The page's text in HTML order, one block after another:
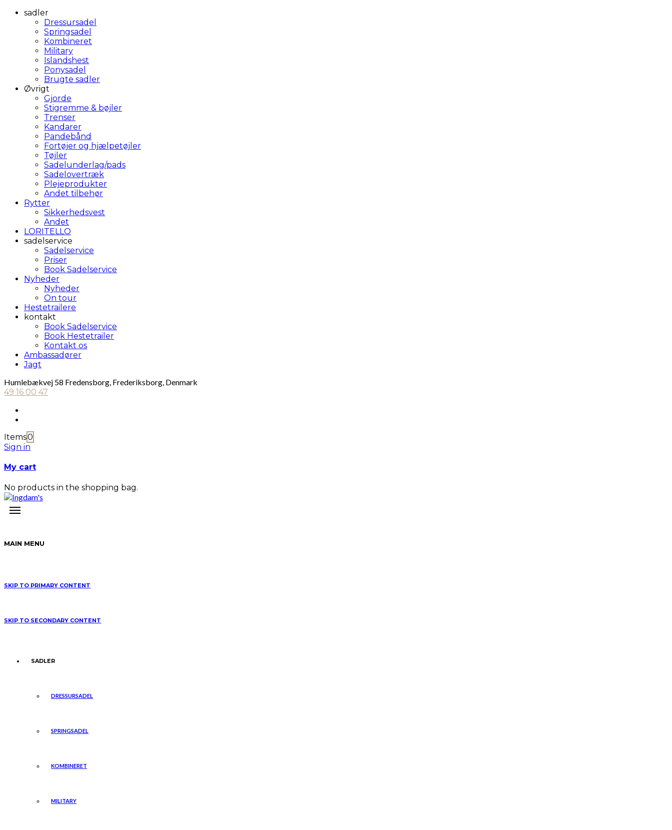
sadler
Dressursadel
Springsadel
Kombineret
Military
Islandshest
Ponysadel
Brugte sadler
Øvrigt
Gjorde
Stigremme & bøjler
Trenser
Kandarer
Pandebånd
Fortøjer og hjælpetøjler
Tøjler
Sadelunderlag/pads
Sadelovertræk
Plejeprodukter
Andet tilbehør
Rytter
Sikkerhedsvest
Andet
LORITELLO
sadelservice
Sadelservice
Priser
Book Sadelservice
Nyheder
Nyheder
On tour
Hestetrailere
kontakt
Book Sadelservice
Book Hestetrailer
Kontakt os
Ambassadører
Jagt
Humlebækvej 58 Fredensborg, Frederiksborg, Denmark
49 16 00 47
Items0
Sign in
My cart
No products in the shopping bag.
MAIN MENU
SKIP TO PRIMARY CONTENT
SKIP TO SECONDARY CONTENT
SADLER
DRESSURSADEL
SPRINGSADEL
KOMBINERET
MILITARY